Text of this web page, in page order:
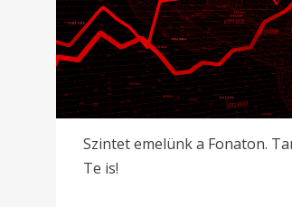
Szintet emelünk a Fonaton.
Te is!